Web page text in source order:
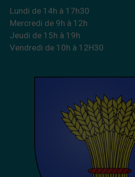
Lundi de 14h à 17h30
Mercredi de 9h à 12h
Jeudi de 15h à 19h
Vendredi de 10h à 12H30